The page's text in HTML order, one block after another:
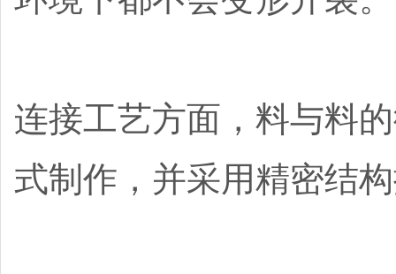
连接工艺方面，料与料
式制作，并采用精密结